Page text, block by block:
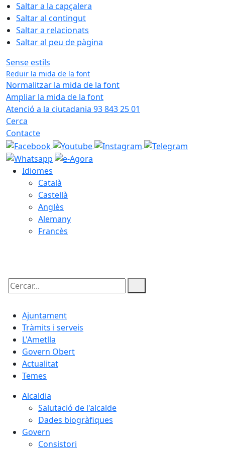
Saltar a la capçalera
Saltar al contingut
Saltar a relacionats
Saltar al peu de pàgina
Sense estils
Reduir la mida de la font
Normalitzar la mida de la font
Ampliar la mida de la font
Atenció a la ciutadania 93 843 25 01
Cerca
Contacte
Idiomes
Català
Castellà
Anglès
Alemany
Francès
Cercar:
Ajuntament
Tràmits i serveis
L'Ametlla
Govern Obert
Actualitat
Temes
Alcaldia
Salutació de l'alcalde
Dades biogràfiques
Govern
Consistori